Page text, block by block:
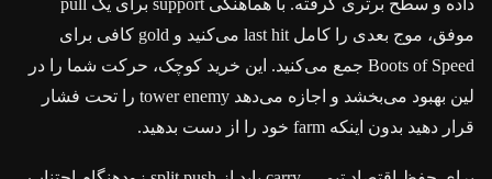
موفق، موج بعدی را کامل last hit می‌کنید و gold کافی برای
Boots of Speed جمع می‌کنید. این خرید کوچک، حرکت شما را در
لین بهبود می‌بخشد و اجازه می‌دهد tower enemy را تحت فشار
قرار دهید بدون اینکه farm خود را از دست بدهید.